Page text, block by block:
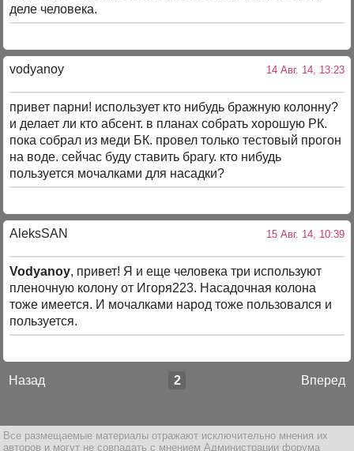
деле человека.
vodyanoy 14 Авг. 14, 13:23
привет парни! использует кто нибудь бражную колонну?
и делает ли кто абсент. в планах собрать хорошую РК.
пока собрал из меди БК. провел только тестовый прогон
на воде. сейчас буду ставить брагу. кто нибудь
пользуется мочалками для насадки?
AleksSAN 15 Авг. 14, 10:39
Vodyanoy, привет! Я и еще человека три используют
пленочную колону от Игоря223. Насадочная колона
тоже имеется. И мочалками народ тоже пользовался и
пользуется.
Назад Вперед
2
Все размещаемые материалы отражают исключительно мнения их
авторов и могут не совпадать с мнением Администрации форума